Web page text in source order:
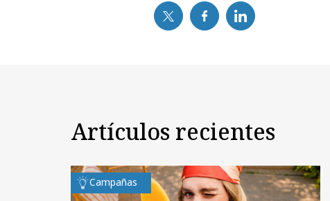
Artículos recientes
Campañas